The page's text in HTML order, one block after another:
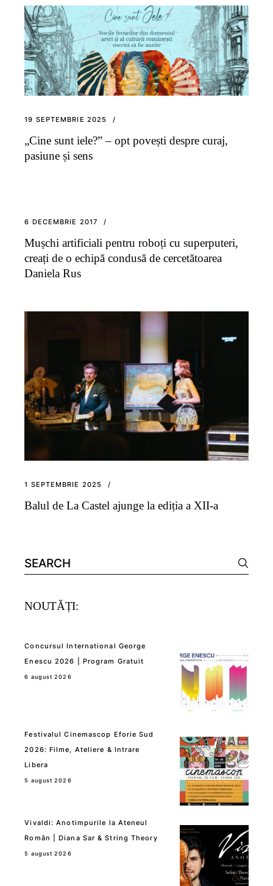
19 SEPTEMBRIE 2025
„Cine sunt iele?” – opt povești despre curaj,
pasiune și sens
6 DECEMBRIE 2017
Mușchi artificiali pentru roboți cu superputeri,
creați de o echipă condusă de cercetătoarea
Daniela Rus
1 SEPTEMBRIE 2025
Balul de La Castel ajunge la ediția a XII-a
Search
for:
NOUTĂȚI:
Concursul International George
Enescu 2026 | Program Gratuit
6 august 2026
Festivalul Cinemascop Eforie Sud
2026: Filme, Ateliere & Intrare
Libera
5 august 2026
Vivaldi: Anotimpurile la Ateneul
Român | Diana Sar & String Theory
5 august 2026